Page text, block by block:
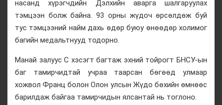
насанд хүрэгчдийн Дэлхийн аварга шалгаруулах
тэмцээн болж байна. 93 орны жүдоч өрсөлдөж буй
тус тэмцээний найм дахь өдөр буюу өнөөдөр холимог
багийн медальтнууд тодорно.
Манай залуус С хэсэгт багтаж эхний тойрогт БНСУ-ын
баг тамирчидтай учраа таарсан бөгөөд улмаар
хожвол Франц болон Олон улсын Жүдо бөхийн өмнөөс
барилдаж байгаа тамирчидын ялсантай нь тоглоно.